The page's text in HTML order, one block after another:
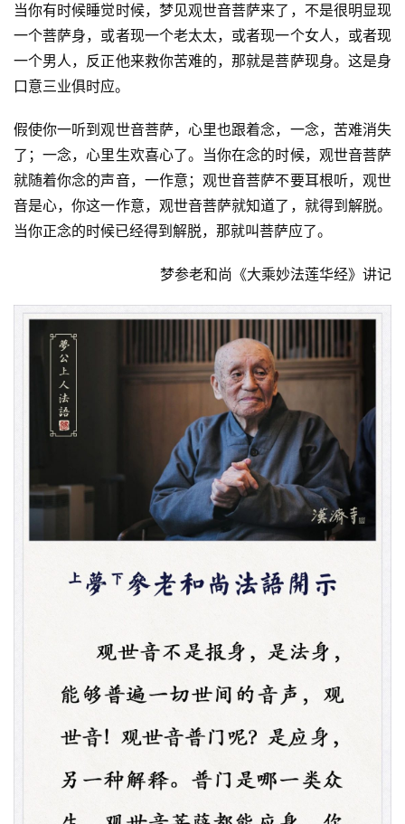
讯
当你有时候睡觉时候，梦见观世音菩萨来了，不是很明显现
一个菩萨身，或者现一个老太太，或者现一个女人，或者现
一个男人，反正他来救你苦难的，那就是菩萨现身。这是身
口意三业俱时应。
假使你一听到观世音菩萨，心里也跟着念，一念，苦难消失
了；一念，心里生欢喜心了。当你在念的时候，观世音菩萨
就随着你念的声音，一作意；观世音菩萨不要耳根听，观世
音是心，你这一作意，观世音菩萨就知道了，就得到解脱。
当你正念的时候已经得到解脱，那就叫菩萨应了。
梦参老和尚《大乘妙法莲华经》讲记